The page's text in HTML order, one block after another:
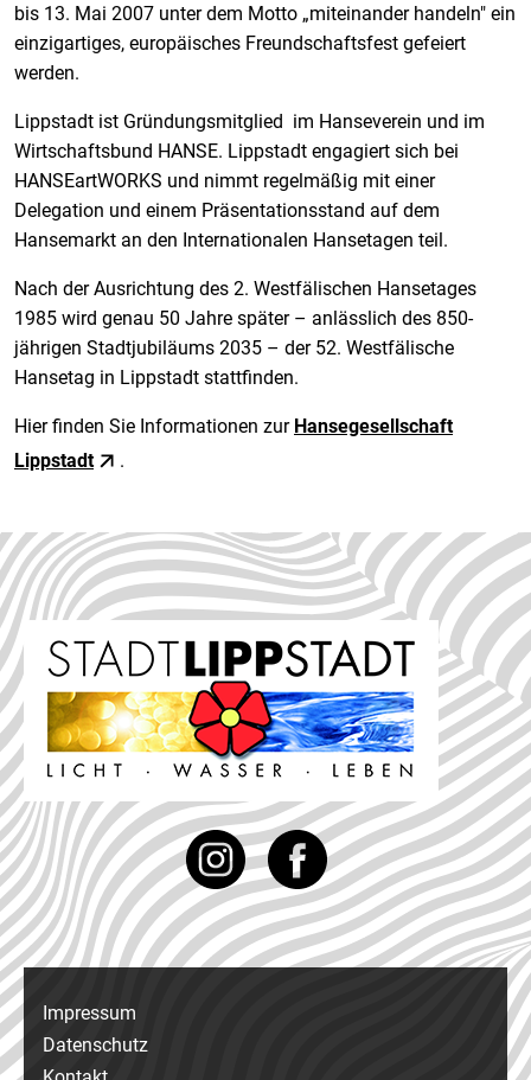
bis 13. Mai 2007 unter dem Motto „miteinander handeln" ein
einzigartiges, europäisches Freundschaftsfest gefeiert
werden.
Lippstadt ist Gründungsmitglied im Hanseverein und im
Wirtschaftsbund HANSE. Lippstadt engagiert sich bei
HANSEartWORKS und nimmt regelmäßig mit einer
Delegation und einem Präsentationsstand auf dem
Hansemarkt an den Internationalen Hansetagen teil.
Nach der Ausrichtung des 2. Westfälischen Hansetages
1985 wird genau 50 Jahre später – anlässlich des 850-
jährigen Stadtjubiläums 2035 ­– der 52. Westfälische
Hansetag in Lippstadt stattfinden.
Hier finden Sie Informationen zur Hansegesellschaft
Lippstadt
.
InstagramFacebook
Impressum
Datenschutz